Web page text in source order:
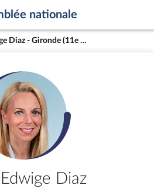
nationale
Mme Edwige Diaz - Gironde (11e circonscription)
Diaz